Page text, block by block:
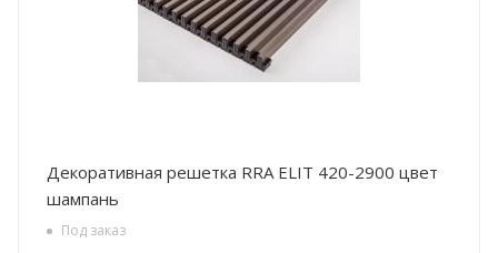
Декоративная решетка RRA ELIT 420-2900 цвет
шампань
Под заказ